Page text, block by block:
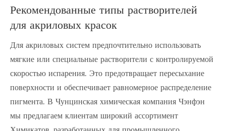
Рекомендованные типы растворителей
для акриловых красок
Для акриловых систем предпочтительно использовать
мягкие или специальные растворители с контролируемой
скоростью испарения. Это предотвращает пересыхание
поверхности и обеспечивает равномерное распределение
пигмента. В Чунцинская химическая компания Чэнфэн
мы предлагаем клиентам широкий ассортимент